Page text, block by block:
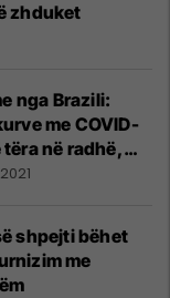
zhduket
nga Brazili:
me COVID-
tëra në radhë,
shpejti bëhet
me